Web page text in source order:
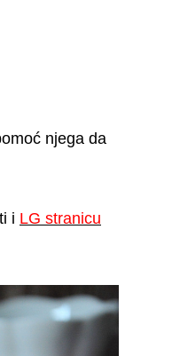
njega da
i LG stranicu